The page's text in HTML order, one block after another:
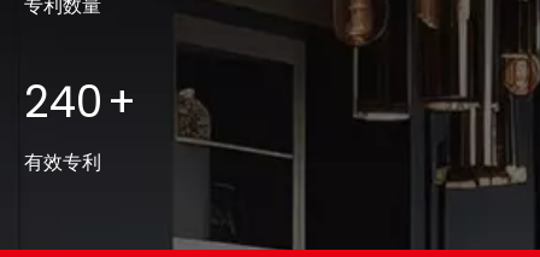
240+
有效专利​​​​​​​